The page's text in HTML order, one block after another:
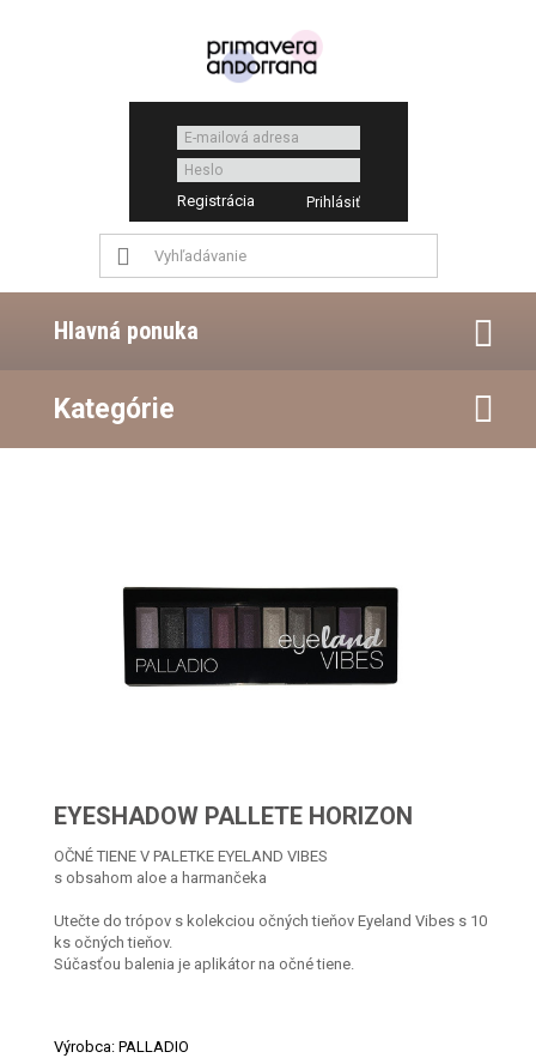
Registrácia
Hlavná ponuka
Kategórie
EYESHADOW PALLETE HORIZON
OČNÉ TIENE V PALETKE EYELAND VIBES
s obsahom aloe a harmančeka
Utečte do trópov s kolekciou očných tieňov Eyeland Vibes s 10
ks očných tieňov.
Súčasťou balenia je aplikátor na očné tiene.
Výrobca: PALLADIO